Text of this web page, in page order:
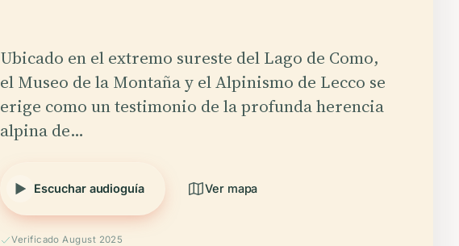
Ubicado en el extremo sureste del Lago de Como,
el Museo de la Montaña y el Alpinismo de Lecco se
erige como un testimonio de la profunda herencia
alpina de…
Escuchar audioguía Ver mapa
Verificado August 2025